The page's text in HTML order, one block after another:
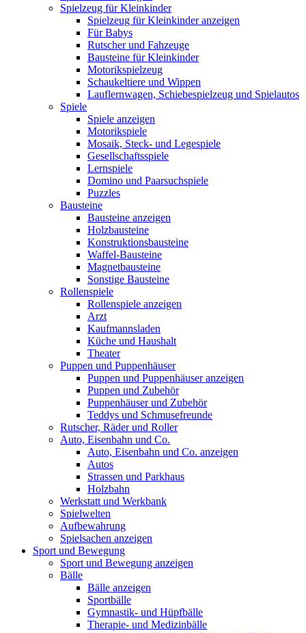
Spielzeug für Kleinkinder
Spielzeug für Kleinkinder anzeigen
Für Babys
Rutscher und Fahzeuge
Bausteine für Kleinkinder
Motorikspielzeug
Schaukeltiere und Wippen
Lauflernwagen, Schiebespielzeug und Spielautos
Spiele
Spiele anzeigen
Motorikspiele
Mosaik, Steck- und Legespiele
Gesellschaftsspiele
Lernspiele
Domino und Paarsuchspiele
Puzzles
Bausteine
Bausteine anzeigen
Holzbausteine
Konstruktionsbausteine
Waffel-Bausteine
Magnetbausteine
Sonstige Bausteine
Rollenspiele
Rollenspiele anzeigen
Arzt
Kaufmannsladen
Küche und Haushalt
Theater
Puppen und Puppenhäuser
Puppen und Puppenhäuser anzeigen
Puppen und Zubehör
Puppenhäuser und Zubehör
Teddys und Schmusefreunde
Rutscher, Räder und Roller
Auto, Eisenbahn und Co.
Auto, Eisenbahn und Co. anzeigen
Autos
Strassen und Parkhaus
Holzbahn
Werkstatt und Werkbank
Spielwelten
Aufbewahrung
Spielsachen anzeigen
Sport und Bewegung
Sport und Bewegung anzeigen
Bälle
Bälle anzeigen
Sportbälle
Gymnastik- und Hüpfbälle
Therapie- und Medizinbälle